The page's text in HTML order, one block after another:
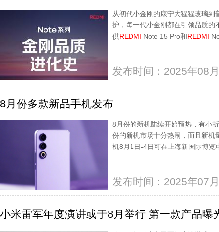
从初代小金刚的康宁大猩猩玻璃
护，每一代小金刚都在引领品质的
供REDMI Note 15 Pro和REDMI
发布时间：2025年08
8月份多款新品手机发布
8月份的新机陆续开始预热，有小
份的新机市场十分热闹，而且新机
机8月1日-4日可在上海新国际博
发布时间：2025年07
小米雷军年度演讲或于8月举行 第一款产品曝